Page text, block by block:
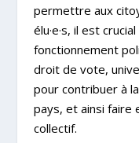
permettre aux
élu·e·s, il est
fonctionnement
droit de vote,
pour contribuer à
pays, et ainsi faire
collectif.